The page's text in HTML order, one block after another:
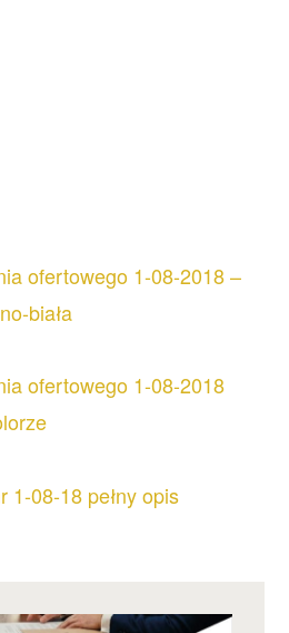
ofertowego 1-08-2018 –
biała
ofertowego 1-08-2018
1-08-18 pełny opis